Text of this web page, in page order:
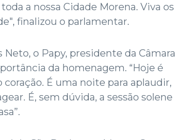
a nossa Cidade Morena. Viva os
finalizou o parlamentar.
o Papy, presidente da Câmara
da homenagem. “Hoje é
É uma noite para aplaudir,
É, sem dúvida, a sessão solene